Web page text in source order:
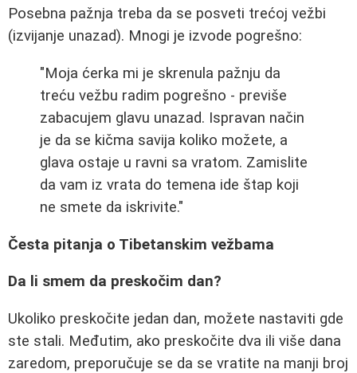
Posebna pažnja treba da se posveti trećoj vežbi
(izvijanje unazad). Mnogi je izvode pogrešno:
"Moja ćerka mi je skrenula pažnju da
treću vežbu radim pogrešno - previše
zabacujem glavu unazad. Ispravan način
je da se kičma savija koliko možete, a
glava ostaje u ravni sa vratom. Zamislite
da vam iz vrata do temena ide štap koji
ne smete da iskrivite."
Česta pitanja o Tibetanskim vežbama
Da li smem da preskočim dan?
Ukoliko preskočite jedan dan, možete nastaviti gde
ste stali. Međutim, ako preskočite dva ili više dana
zaredom, preporučuje se da se vratite na manji broj